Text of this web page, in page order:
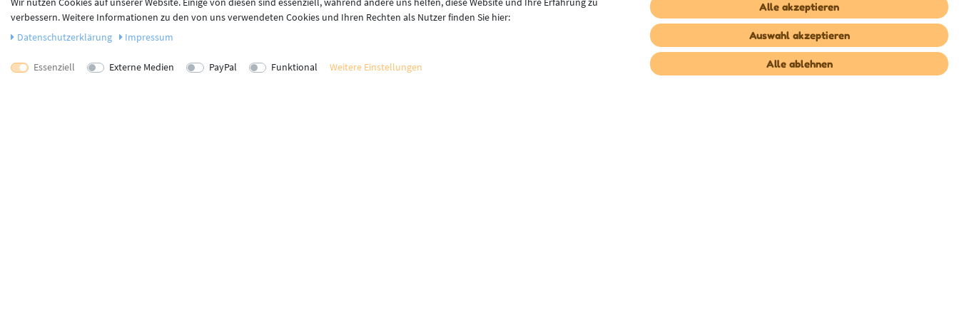
Vertrag widerrufen
zur Kenntnis genommen.**
Abonnieren
** Hierbei handelt es sich um ein Pflichtfeld.
verbessern. Weitere Informationen zu den von uns verwendeten Cookies und Ihren Rechten als Nutzer finden Sie hier:
Daten­schutz­erklärung
Impressum
Essenziell Externe Medien PayPal Funktional Weitere Einstellungen
Alle akzeptieren
Auswahl akzeptieren
Alle ablehnen